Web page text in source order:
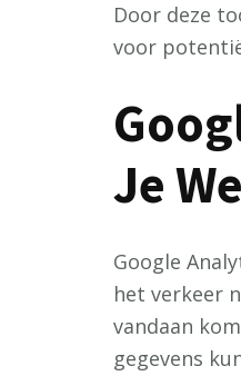
Door deze
voor
Je
Google
het verkeer
vandaan
gegevens